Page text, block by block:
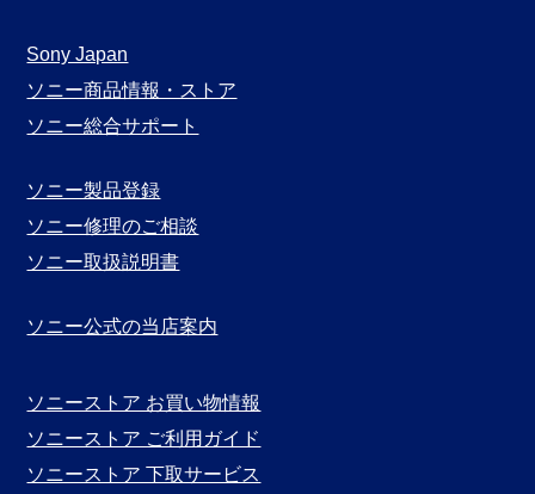
Sony Japan
ソニー商品情報・ストア
ソニー総合サポート
ソニー製品登録
ソニー修理のご相談
ソニー取扱説明書
ソニー公式の当店案内
ソニーストア お買い物情報
ソニーストア ご利用ガイド
ソニーストア 下取サービス